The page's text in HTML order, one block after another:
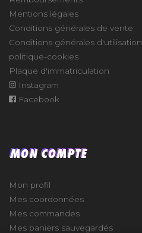
Mentions légales
Conditions générales de vente
Conditions générales d'utilisation
politique-cookies
Plaque d'immatriculation
Instagram
Facebook
MON COMPTE
Mon profil
Mes coordonnées
Mes commandes
Mes paniers sauvegardés